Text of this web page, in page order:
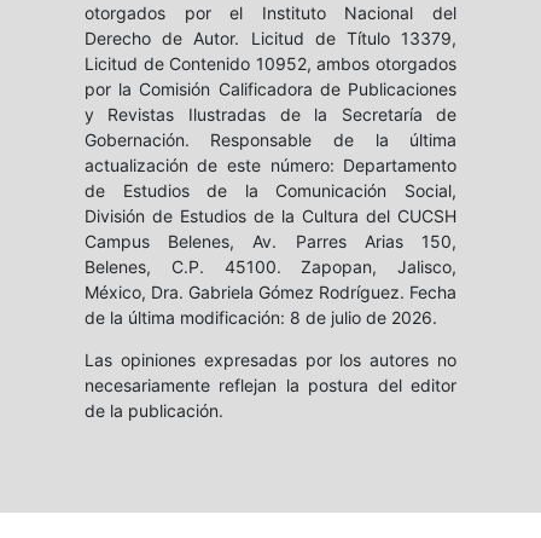
otorgados por el Instituto Nacional del
Derecho de Autor. Licitud de Título 13379,
Licitud de Contenido 10952, ambos otorgados
por la Comisión Calificadora de Publicaciones
y Revistas Ilustradas de la Secretaría de
Gobernación. Responsable de la última
actualización de este número: Departamento
de Estudios de la Comunicación Social,
División de Estudios de la Cultura del CUCSH
Campus Belenes, Av. Parres Arias 150,
Belenes, C.P. 45100. Zapopan, Jalisco,
México, Dra. Gabriela Gómez Rodríguez. Fecha
de la última modificación: 8 de julio de 2026.
Las opiniones expresadas por los autores no
necesariamente reflejan la postura del editor
de la publicación.